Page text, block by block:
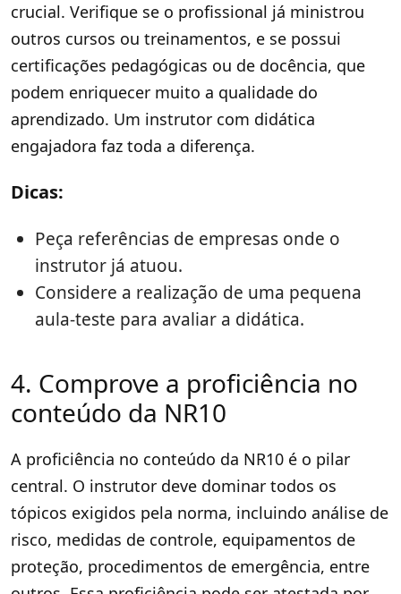
crucial. Verifique se o profissional já ministrou
outros cursos ou treinamentos, e se possui
certificações pedagógicas ou de docência, que
podem enriquecer muito a qualidade do
aprendizado. Um instrutor com didática
engajadora faz toda a diferença.
Dicas:
Peça referências de empresas onde o
instrutor já atuou.
Considere a realização de uma pequena
aula-teste para avaliar a didática.
4. Comprove a proficiência no
conteúdo da NR10
A proficiência no conteúdo da NR10 é o pilar
central. O instrutor deve dominar todos os
tópicos exigidos pela norma, incluindo análise de
risco, medidas de controle, equipamentos de
proteção, procedimentos de emergência, entre